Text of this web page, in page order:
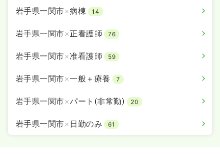
岩手県一関市×病棟 14
岩手県一関市×正看護師 76
岩手県一関市×准看護師 59
岩手県一関市×一般＋療養 7
岩手県一関市×パート(非常勤) 20
岩手県一関市× 日勤のみ 61